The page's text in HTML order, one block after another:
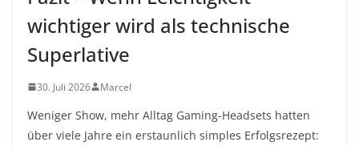
wichtiger wird als technische
Superlative
30. Juli 2026 Marcel
Weniger Show, mehr Alltag Gaming-Headsets hatten
über viele Jahre ein erstaunlich simples Erfolgsrezept: